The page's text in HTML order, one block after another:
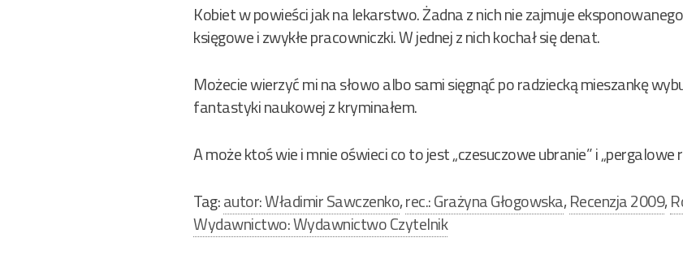
Kobiet w powieści jak na lekarstwo. Żadna z nich nie zajmuje
księgowe i zwykłe pracowniczki. W jednej z nich kochał się denat.
Możecie wierzyć mi na słowo albo sami sięgnąć po radziecką mieszankę
fantastyki naukowej z kryminałem.
A może ktoś wie i mnie oświeci co to jest „czesuczowe ubranie” i „pergalowe
Tag:autor: Władimir Sawczenko,rec.: Grażyna Głogowska,Recenzja 2009,
Wydawnictwo: Wydawnictwo Czytelnik